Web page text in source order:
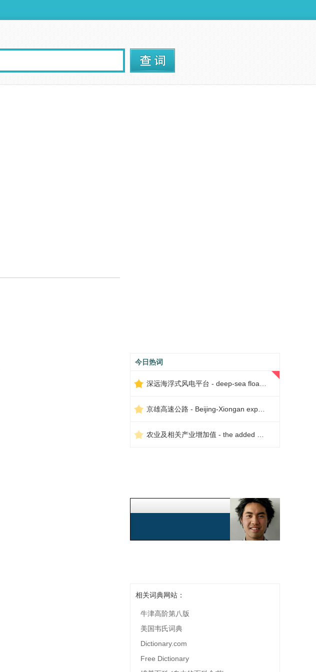
今日热词
相关词典网站：
牛津高阶第八版
美国韦氏词典
Dictionary.com
Free Dictionary